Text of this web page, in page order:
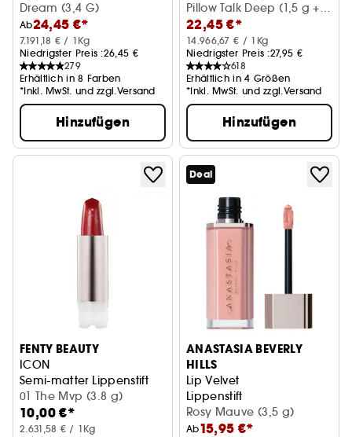
Dream (3,4 G)
Ab24,45 €*
7.191,18 € / 1Kg
Niedrigster Preis :26,45 €
279
Erhältlich in 8 Farben
*Inkl. MwSt. und zzgl.Versand
Hinzufügen
Pillow Talk Deep (1,5 g +
0,8 g)
22,45 €*
14.966,67 € / 1Kg
Niedrigster Preis :27,95 €
618
Erhältlich in 4 Größen
*Inkl. MwSt. und zzgl.Versand
Hinzufügen
FENTY BEAUTY
ICON
Semi-matter Lippenstift
01 The Mvp (3.8 g)
10,00 €*
2.631,58 € / 1Kg
Deal
ANASTASIA BEVERLY
HILLS
Lip Velvet
Lippenstift
Rosy Mauve (3,5 g)
Ab15,95 €*